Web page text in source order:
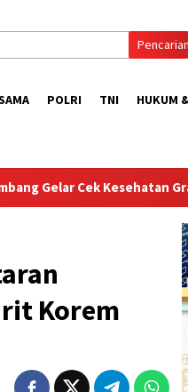
Pencarian
POLRI TNI HUKUM
bagi Pegawai, Warga
Korem